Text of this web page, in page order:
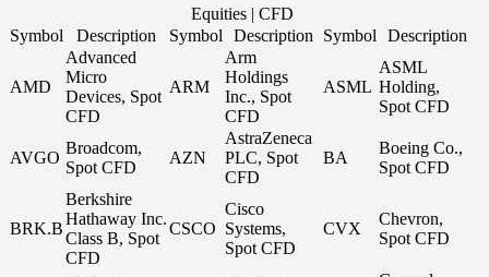
Equities | CFD
Symbol
Description Symbol Description Symbol Description
AMD
Advanced
Micro
Devices, Spot
CFD
ARM
Arm
Holdings
Inc., Spot
CFD
ASML
ASML
Holding,
Spot CFD
AVGO
Broadcom,
Spot CFD
AZN
AstraZeneca
PLC, Spot
CFD
BA
Boeing Co.,
Spot CFD
BRK.B
Berkshire
Hathaway Inc.
Class B, Spot
CFD
CSCO
Cisco
Systems,
Spot CFD
CVX
Chevron,
Spot CFD